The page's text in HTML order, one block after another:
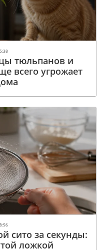
тюльпанов и
всего угрожает
сито за секунды:
ложкой